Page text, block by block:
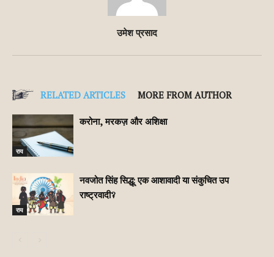
उमेश प्रसाद
RELATED ARTICLES MORE FROM AUTHOR
राय
करोना, मरकज़ और अशिक्षा
राय
नवजोत सिंह सिद्धू: एक आशावादी या संकुचित उप
राष्ट्रवादी?